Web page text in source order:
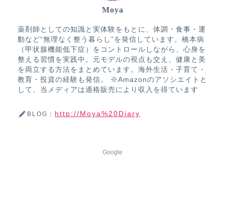
Moya
薬剤師としての知識と実体験をもとに、体調・食事・運
動など“無理なく整う暮らし”を発信しています。橋本病
（甲状腺機能低下症）をコントロールしながら、心身を
整える習慣を実践中。元モデルの視点も交え、健康と美
を両立する方法をまとめています。海外生活・子育て・
教育・投資の経験も発信。 ※Amazonのアソシエイトと
して、当メディアは適格販売により収入を得ています
BLOG： http://Moya%20Diary
Google